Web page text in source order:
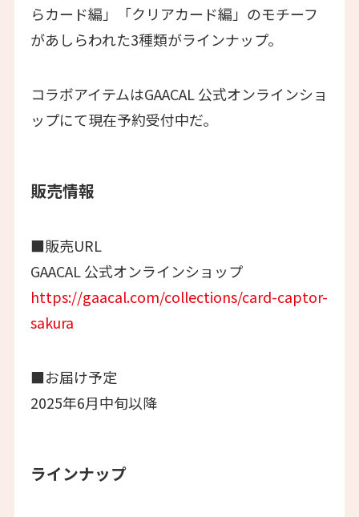
らカード編」「クリアカード編」のモチーフ
があしらわれた3種類がラインナップ。
コラボアイテムはGAACAL 公式オンラインショ
ップにて現在予約受付中だ。
販売情報
■販売URL
GAACAL 公式オンラインショップ
https://gaacal.com/collections/card-captor-
sakura
■お届け予定
2025年6月中旬以降
ラインナップ